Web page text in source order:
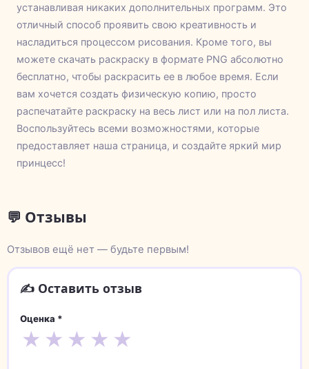
устанавливая никаких дополнительных программ. Это
отличный способ проявить свою креативность и
насладиться процессом рисования. Кроме того, вы
можете скачать раскраску в формате PNG абсолютно
бесплатно, чтобы раскрасить ее в любое время. Если
вам хочется создать физическую копию, просто
распечатайте раскраску на весь лист или на пол листа.
Воспользуйтесь всеми возможностями, которые
предоставляет наша страница, и создайте яркий мир
принцесс!
💬 Отзывы
Отзывов ещё нет — будьте первым!
✍️ Оставить отзыв
Оценка *
★ ★ ★ ★ ★